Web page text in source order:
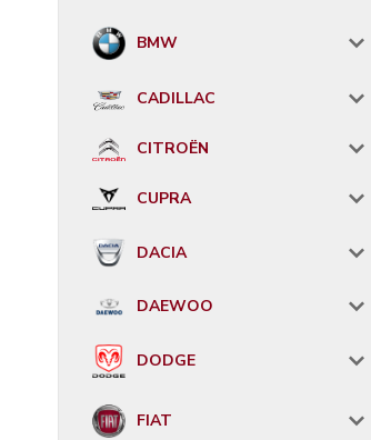
BMW
CADILLAC
CITROËN
CUPRA
DACIA
DAEWOO
DODGE
FIAT